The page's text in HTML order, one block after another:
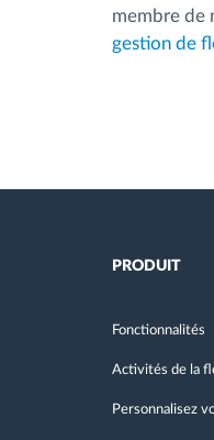
membre de
gestion de
PRODUIT
Fonctionnalités
Activités de la
Personnalisez